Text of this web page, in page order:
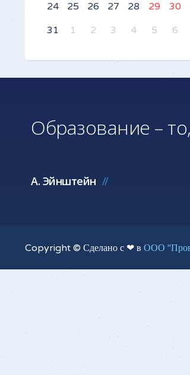
24
25 26 27 28 29
30
31
1 2 3 4 5 6
Образование –
А. Эйнштейн
Copyright © Сделано с ❤ в ООО